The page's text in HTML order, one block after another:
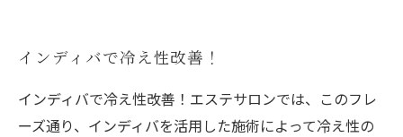
インディバで冷え性改善！
インディバで冷え性改善！エステサロンでは、このフレ
ーズ通り、インディバを活用した施術によって冷え性の